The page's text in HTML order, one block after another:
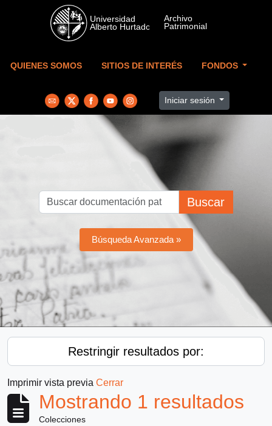
Skip to main content
QUIENES SOMOS SITIOS DE INTERÉS FONDOS
Iniciar sesión
Buscar
Búsqueda Avanzada »
Restringir resultados por:
Imprimir vista previa Cerrar
Mostrando 1 resultados
Colecciones